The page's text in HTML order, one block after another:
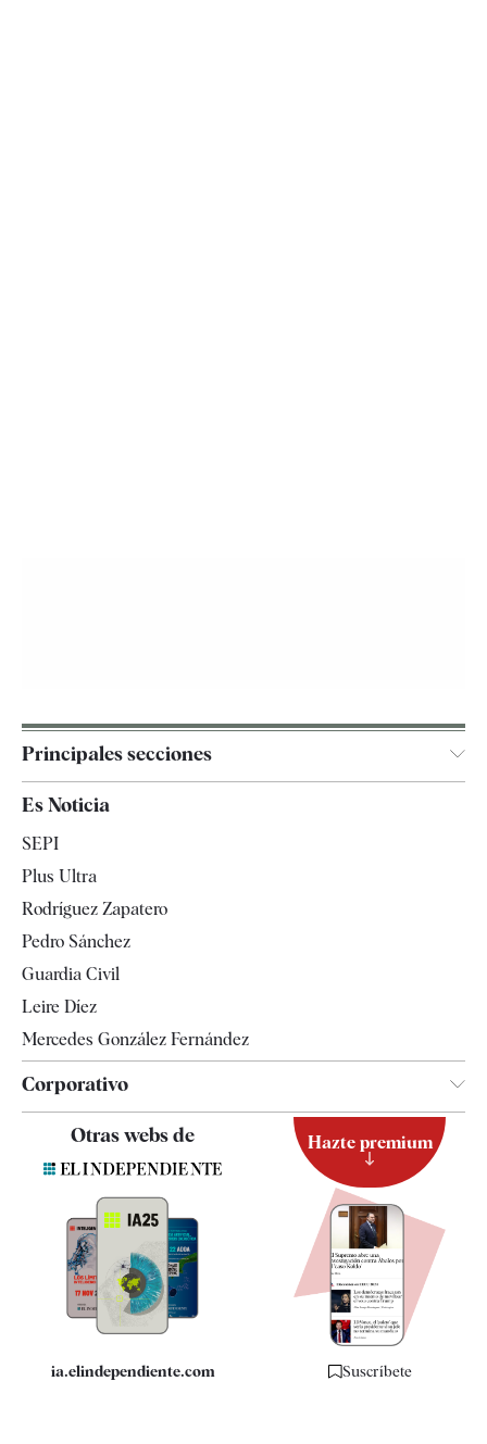
Principales secciones
España
Televisión
Es Noticia
SEPI
Plus Ultra
Rodríguez Zapatero
Pedro Sánchez
Guardia Civil
Leire Díez
Mercedes González Fernández
Corporativo
Contacto
Quiénes somos
Especificaciones
Otras webs de
ia.elindependiente.com
Hazte premium
Suscríbete